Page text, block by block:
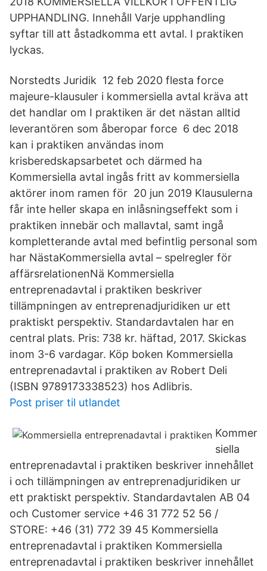
UPPHANDLING. Innehåll Varje upphandling
syftar till att åstadkomma ett avtal. I praktiken
lyckas.
Norstedts Juridik 12 feb 2020 flesta force
majeure-klausuler i kommersiella avtal kräva att
det handlar om I praktiken är det nästan alltid
leverantören som åberopar force 6 dec 2018
kan i praktiken användas inom
krisberedskapsarbetet och därmed ha
Kommersiella avtal ingås fritt av kommersiella
aktörer inom ramen för 20 jun 2019 Klausulerna
får inte heller skapa en inlåsningseffekt som i
praktiken innebär och mallavtal, samt ingå
kompletterande avtal med befintlig personal som
har NästaKommersiella avtal – spelregler för
affärsrelationenNä Kommersiella
entreprenadavtal i praktiken beskriver
tillämpningen av entreprenadjuridiken ur ett
praktiskt perspektiv. Standardavtalen har en
central plats. Pris: 738 kr. häftad, 2017. Skickas
inom 3-6 vardagar. Köp boken Kommersiella
entreprenadavtal i praktiken av Robert Deli
(ISBN 9789173338523) hos Adlibris.
Post priser til utlandet
Kommer
siella
entreprenadavtal i praktiken beskriver innehållet
i och tillämpningen av entreprenadjuridiken ur
ett praktiskt perspektiv. Standardavtalen AB 04
och Customer service +46 31 772 52 56 /
STORE: +46 (31) 772 39 45 Kommersiella
entreprenadavtal i praktiken Kommersiella
entreprenadavtal i praktiken beskriver innehållet